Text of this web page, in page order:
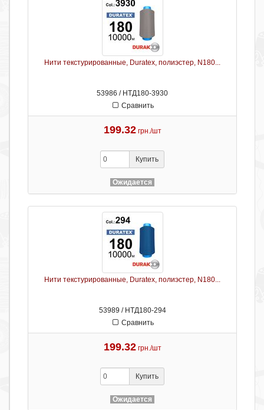
Нити текстурированные, Duratex, полиэстер, N180...
53986 / НТД180-3930
Сравнить
199.32 грн./шт
Купить
Ожидается
Нити текстурированные, Duratex, полиэстер, N180...
53989 / НТД180-294
Сравнить
199.32 грн./шт
Купить
Ожидается